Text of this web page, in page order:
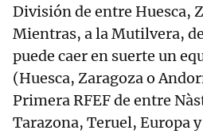
División de entre Huesca,
Mientras, a la Mutilvera,
puede caer en suerte un
(Huesca, Zaragoza o
Primera RFEF de entre
Tarazona, Teruel, Europa